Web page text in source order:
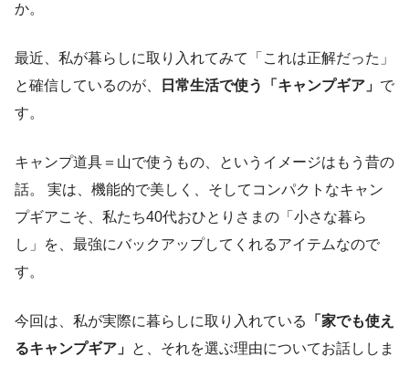
か。
最近、私が暮らしに取り入れてみて「これは正解だった」
と確信しているのが、
日常生活で使う「キャンプギア」 で
す。
キャンプ道具＝山で使うもの、というイメージはもう昔の
話。 実は、機能的で美しく、そしてコンパクトなキャン
プギアこそ、私たち40代おひとりさまの「小さな暮ら
し」を、最強にバックアップしてくれるアイテムなので
す。
今回は、私が実際に暮らしに取り入れている
「家でも使え
るキャンプギア」 と、それを選ぶ理由についてお話ししま